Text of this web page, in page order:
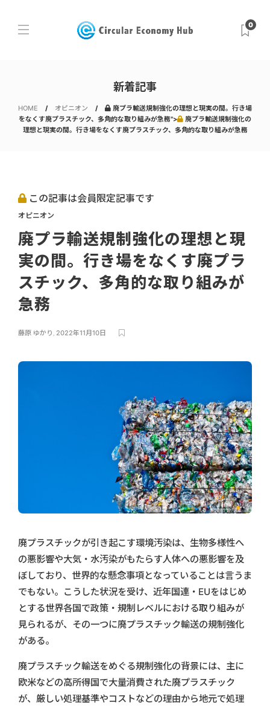
0
新着記事
HOME オピニオン
廃プラ輸送規制強化の理想と現実の間。行き場
をなくす廃プラスチック、多角的な取り組みが急務">
廃プラ輸送規制強化の
理想と現実の間。行き場をなくす廃プラスチック、多角的な取り組みが急務
この記事は会員限定記事です
オピニオン
廃プラ輸送規制強化の理想と現
実の間。行き場をなくす廃プラ
スチック、多角的な取り組みが
急務
藤原 ゆかり , 2022年11月10日
廃プラスチックが引き起こす環境汚染は、生物多様性へ
の悪影響や大気・水汚染がもたらす人体への悪影響を及
ぼしており、世界的な懸念事項となっていることは言うま
でもない。こうした状況を受け、近年国連・EUをはじめ
とする世界各国で政策・規制レベルにおける取り組みが
見られるが、その一つに廃プラスチック輸送の規制強化
がある。
廃プラスチック輸送をめぐる規制強化の背景には、主に
欧米などの高所得国で大量消費された廃プラスチック
が、厳しい処理基準やコストなどの理由から地元で処理